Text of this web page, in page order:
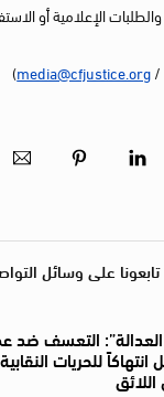
الإعلامية أو
media@cfjustice.org
)
تابعونا على وسائل
العدالة”: التعسف
للحريات